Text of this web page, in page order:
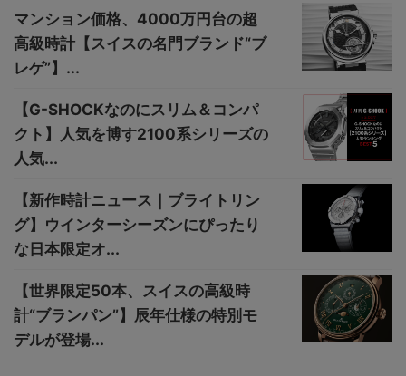
マンション価格、4000万円台の超
高級時計【スイスの名門ブランド“ブ
レゲ”】...
【G-SHOCKなのにスリム＆コンパ
クト】人気を博す2100系シリーズの
人気...
【新作時計ニュース｜ブライトリン
グ】ウインターシーズンにぴったり
な日本限定オ...
【世界限定50本、スイスの高級時
計“ブランパン”】辰年仕様の特別モ
デルが登場...